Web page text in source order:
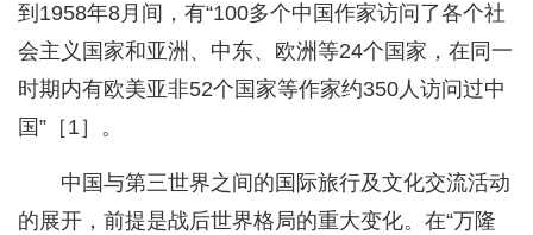
到1958年8月间，有“100多个中国作家访问了各个社
会主义国家和亚洲、中东、欧洲等24个国家，在同一
时期内有欧美亚非52个国家等作家约350人访问过中
国”［1］。
中国与第三世界之间的国际旅行及文化交流活动
的展开，前提是战后世界格局的重大变化。在“万隆